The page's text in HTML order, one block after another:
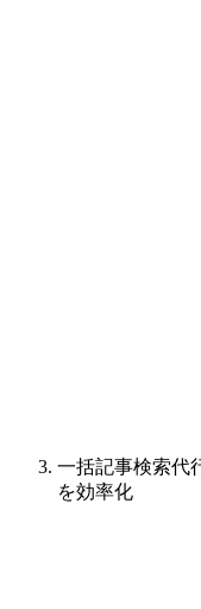
一括記事検索代
を効率化